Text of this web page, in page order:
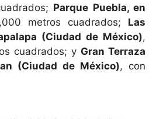
Parque Puebla, en
metros cuadrados; Las
(Ciudad de México),
cuadrados; y Gran Terraza
(Ciudad de México), con